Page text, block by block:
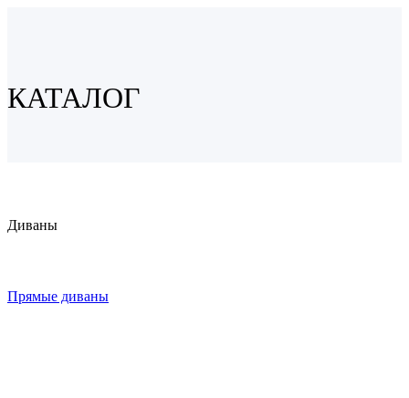
КАТАЛОГ
Диваны
Прямые диваны